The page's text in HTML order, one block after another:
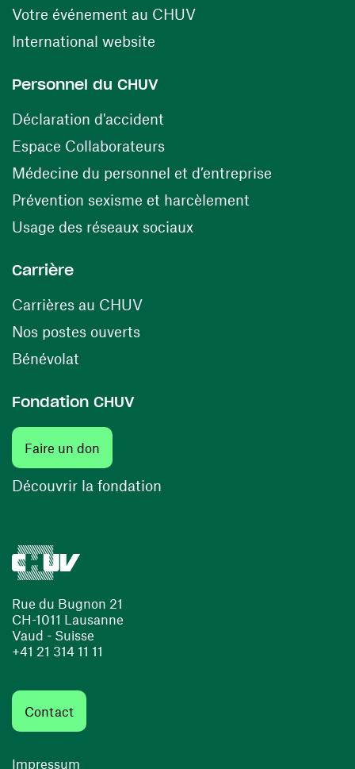
Rue du Bugnon 21
CH-1011 Lausanne
Vaud - Suisse
+41 21 314 11 11
Contact
Impressum
Votre événement au CHUV(ouvre une nouvelle
International website
Personnel du CHUV
Déclaration d'accident
Espace Collaborateurs(ouvre une nouvelle fenêtre)
Médecine du personnel et d’entreprise
Prévention sexisme et harcèlement
Usage des réseaux sociaux(ouvre une nouvelle
Carrière
Carrières au CHUV(ouvre une nouvelle fenêtre)
Nos postes ouverts(ouvre une nouvelle fenêtre)
Bénévolat
Fondation CHUV
Faire un don
Découvrir la fondation